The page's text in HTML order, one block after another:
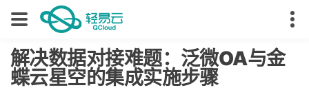
解决数据对接难题：泛微OA与金
蝶云星空的集成实施步骤